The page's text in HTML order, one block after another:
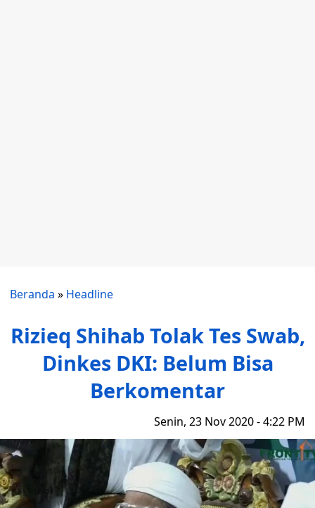
Beranda » Headline
Rizieq Shihab Tolak Tes Swab,
Dinkes DKI: Belum Bisa
Berkomentar
Senin, 23 Nov 2020 - 4:22 PM